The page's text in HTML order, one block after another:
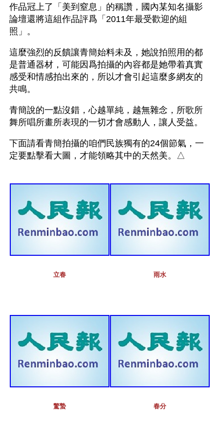
作品冠上了「美到窒息」的稱讚，國內某知名攝影
論壇還將這組作品評爲「2011年最受歡迎的組
照」。
這麼強烈的反饋讓青簡始料未及，她說拍照用的都
是普通器材，可能因爲拍攝的內容都是她帶着真實
感受和情感拍出來的，所以才會引起這麼多網友的
共鳴。
青簡說的一點沒錯，心越單純，越無雜念，所歌所
舞所唱所畫所表現的一切才會感動人，讓人受益。
下面請看青簡拍攝的咱們民族獨有的24個節氣，一
定要點擊看大圖，才能領略其中的天然美。△
立春 雨水
驚蟄 春分